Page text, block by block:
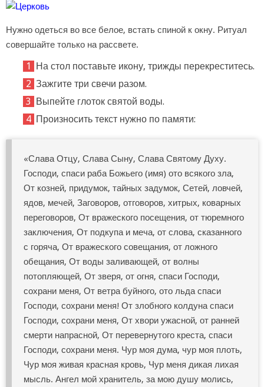
Нужно одеться во все белое, встать спиной к окну. Ритуал
совершайте только на рассвете.
На стол поставьте икону, трижды перекреститесь.
Зажгите три свечи разом.
Выпейте глоток святой воды.
Произносить текст нужно по памяти:
«Слава Отцу, Слава Сыну, Слава Святому Духу.
Господи, спаси раба Божьего (имя) ото всякого зла,
От козней, придумок, тайных задумок, Сетей, ловчей,
ядов, мечей, Заговоров, отговоров, хитрых, коварных
переговоров, От вражеского посещения, от тюремного
заключения, От подкупа и меча, от слова, сказанного
с горяча, От вражеского совещания, от ложного
обещания, От воды заливающей, от волны
потопляющей, От зверя, от огня, спаси Господи,
сохрани меня, От ветра буйного, ото льда спаси
Господи, сохрани меня! От злобного колдуна спаси
Господи, сохрани меня, От хвори ужасной, от ранней
смерти напрасной, От перевернутого креста, спаси
Господи, сохрани меня. Чур моя дума, чур моя плоть,
Чур моя живая красная кровь, Чур меня дикая лихая
мысль. Ангел мой хранитель, за мою душу молись,